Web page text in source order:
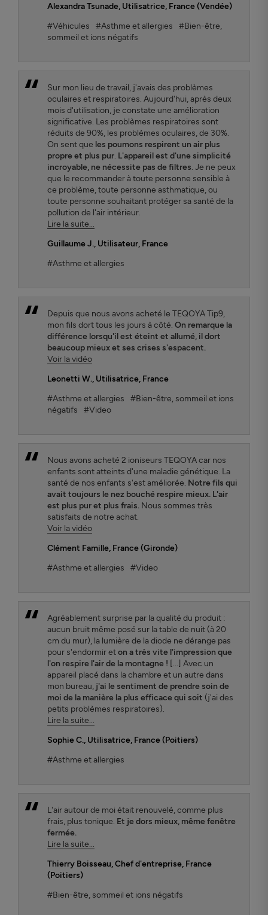
Alexandra Tsunade, Utilisatrice, France (Vendée)
#Véhicules
#Asthme et allergies
#Bien-être,
sommeil et ions négatifs
Sur mon lieu de travail, j'avais des problèmes
oculaires et respiratoires. Aujourd'hui, après deux
mois d'utilisation, je constate une amélioration
significative. Les problèmes respiratoires sont
réduits de 90%, les problèmes oculaires, de 30%.
On sent que les poumons respirent un air plus
propre et plus pur. L'appareil est d'une simplicité
incroyable, ne nécessite pas de filtres. Je ne peux
que le recommander à toute personne sensible à
ce problème, toute personne asthmatique, ou
toute personne souhaitant protéger sa santé de la
pollution de l'air intérieur.
Lire la suite...
Guillaume J., Utilisateur, France
#Asthme et allergies
Depuis que nous avons acheté le TEQOYA Tip9,
mon fils dort tous les jours à côté. On remarque la
différence lorsqu'il est éteint et allumé, il dort
beaucoup mieux et ses crises s'espacent.
Voir la vidéo
Leonetti W., Utilisatrice, France
#Asthme et allergies
#Bien-être, sommeil et ions
négatifs
#Video
Nous avons acheté 2 ioniseurs TEQOYA car nos
enfants sont atteints d'une maladie génétique. La
santé de nos enfants s'est améliorée. Notre fils qui
avait toujours le nez bouché respire mieux. L'air
est plus pur et plus frais.Nous sommes très
satisfaits de notre achat.
Voir la vidéo
Clément Famille, France (Gironde)
#Asthme et allergies
#Video
Agréablement surprise par la qualité du produit :
aucun bruit même posé sur la table de nuit (à 20
cm du mur), la lumière de la diode ne dérange pas
pour s'endormir eton a très vite l'impression que
l'on respire l'air de la montagne ! [...] Avec un
appareil placé dans la chambre et un autre dans
mon bureau, j'ai le sentiment de prendre soin de
moi de la manière la plus efficace qui soit (j'ai des
petits problèmes respiratoires).
Lire la suite...
Sophie C., Utilisatrice, France (Poitiers)
#Asthme et allergies
L'air autour de moi était renouvelé, comme plus
frais, plus tonique. Et je dors mieux, même fenêtre
fermée.
Lire la suite...
Thierry Boisseau, Chef d'entreprise, France
(Poitiers)
#Bien-être, sommeil et ions négatifs